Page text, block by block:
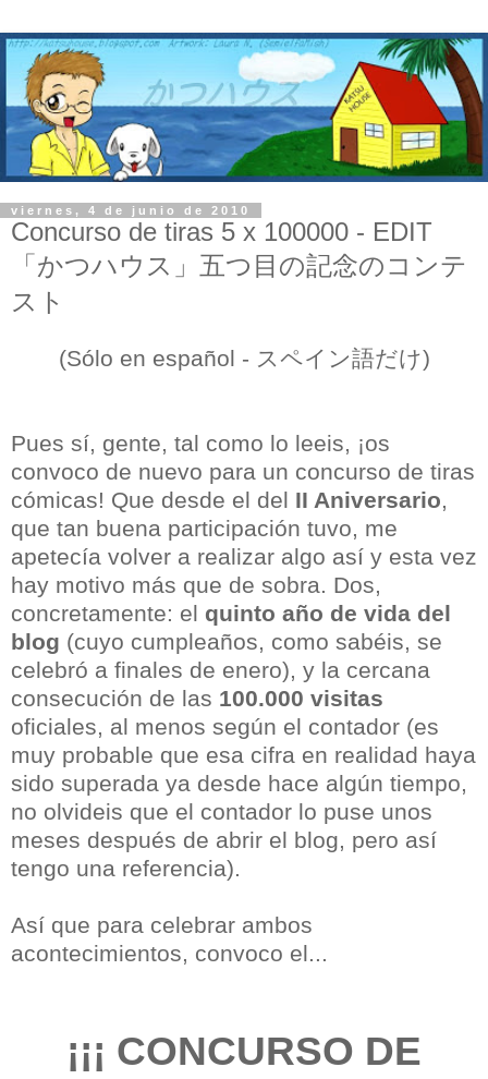
viernes, 4 de junio de 2010
Concurso de tiras 5 x 100000 - EDIT
「かつハウス」五つ目の記念のコンテ
スト
(Sólo en español - スペイン語だけ)
Pues sí, gente, tal como lo leeis, ¡os
convoco de nuevo para un concurso de tiras
cómicas! Que desde el del II Aniversario,
que tan buena participación tuvo, me
apetecía volver a realizar algo así y esta vez
hay motivo más que de sobra. Dos,
concretamente: el quinto año de vida del
blog (cuyo cumpleaños, como sabéis, se
celebró a finales de enero), y la cercana
consecución de las 100.000 visitas
oficiales, al menos según el contador (es
muy probable que esa cifra en realidad haya
sido superada ya desde hace algún tiempo,
no olvideis que el contador lo puse unos
meses después de abrir el blog, pero así
tengo una referencia).
Así que para celebrar ambos
acontecimientos, convoco el...
¡¡¡ CONCURSO DE